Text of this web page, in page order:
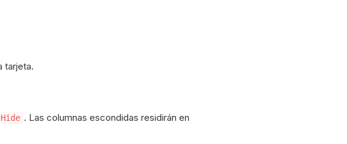
tarjeta.
Hide . Las columnas escondidas residirán en